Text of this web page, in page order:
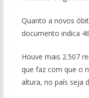
Quanto a novos
documento indica
Houve mais 2.507
que faz com que o
altura, no país seja